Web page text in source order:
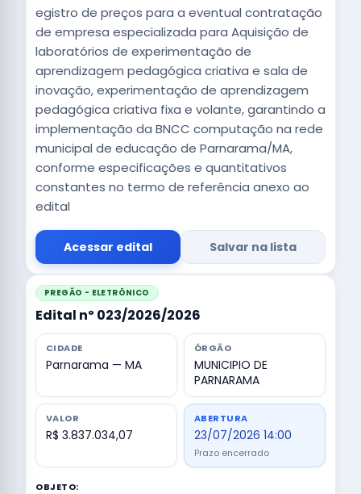
egistro de preços para a eventual contratação
de empresa especializada para Aquisição de
laboratórios de experimentação de
aprendizagem pedagógica criativa e sala de
inovação, experimentação de aprendizagem
pedagógica criativa fixa e volante, garantindo a
implementação da BNCC computação na rede
municipal de educação de Parnarama/MA,
conforme especificações e quantitativos
constantes no termo de referência anexo ao
edital
Acessar edital Salvar na lista
PREGÃO - ELETRÔNICO
Edital nº 023/2026/2026
CIDADE
Parnarama — MA
ÓRGÃO
MUNICIPIO DE
PARNARAMA
VALOR
R$ 3.837.034,07
ABERTURA
23/07/2026 14:00
Prazo encerrado
OBJETO: